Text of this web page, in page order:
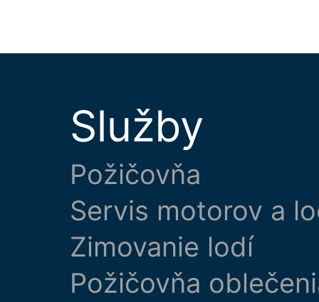
Služby
Požičovňa
Servis motorov a
Zimovanie lodí
Požičovňa